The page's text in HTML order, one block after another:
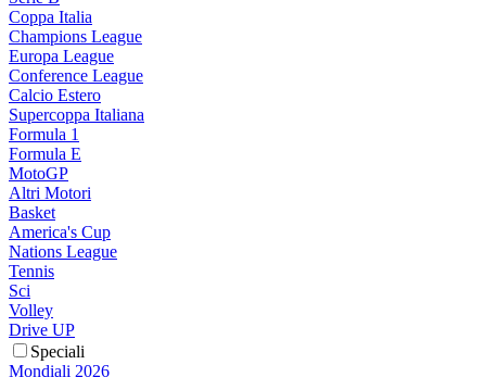
Coppa Italia
Champions League
Europa League
Conference League
Calcio Estero
Supercoppa Italiana
Formula 1
Formula E
MotoGP
Altri Motori
Basket
America's Cup
Nations League
Tennis
Sci
Volley
Drive UP
Speciali
Mondiali 2026